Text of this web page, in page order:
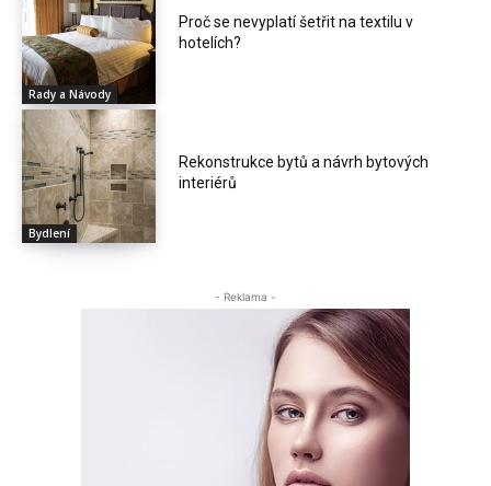
Rady a Návody
Proč se nevyplatí šetřit na textilu v
hotelích?
Bydlení
Rekonstrukce bytů a návrh bytových
interiérů
- Reklama -